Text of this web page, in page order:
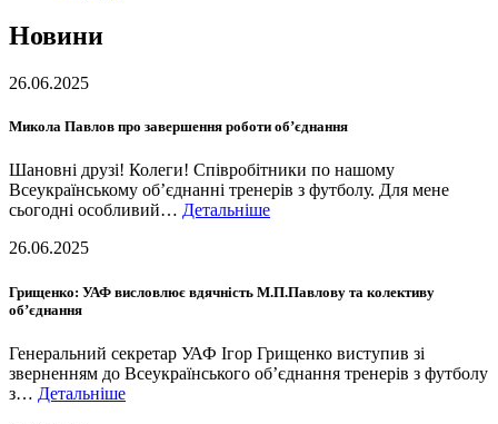
Новини
26.06.2025
Микола Павлов про завершення роботи об’єднання
Шановні друзі! Колеги! Співробітники по нашому
Всеукраїнському об’єднанні тренерів з футболу. Для мене
сьогодні особливий… Детальніше
26.06.2025
Грищенко: УАФ висловлює вдячність М.П.Павлову та колективу
об’єднання
Генеральний секретар УАФ Ігор Грищенко виступив зі
зверненням до Всеукраїнського об’єднання тренерів з футболу
з… Детальніше